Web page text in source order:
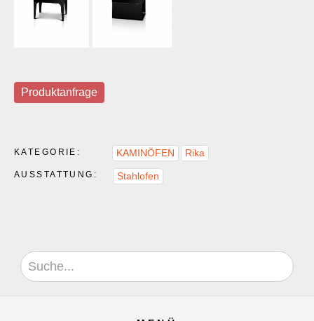
Produktanfrage
KATEGORIE: KAMINÖFEN Rika
AUSSTATTUNG: Stahlofen